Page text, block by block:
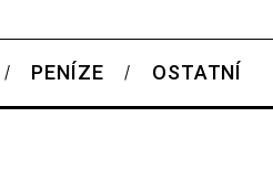
PENÍZE OSTATNÍ